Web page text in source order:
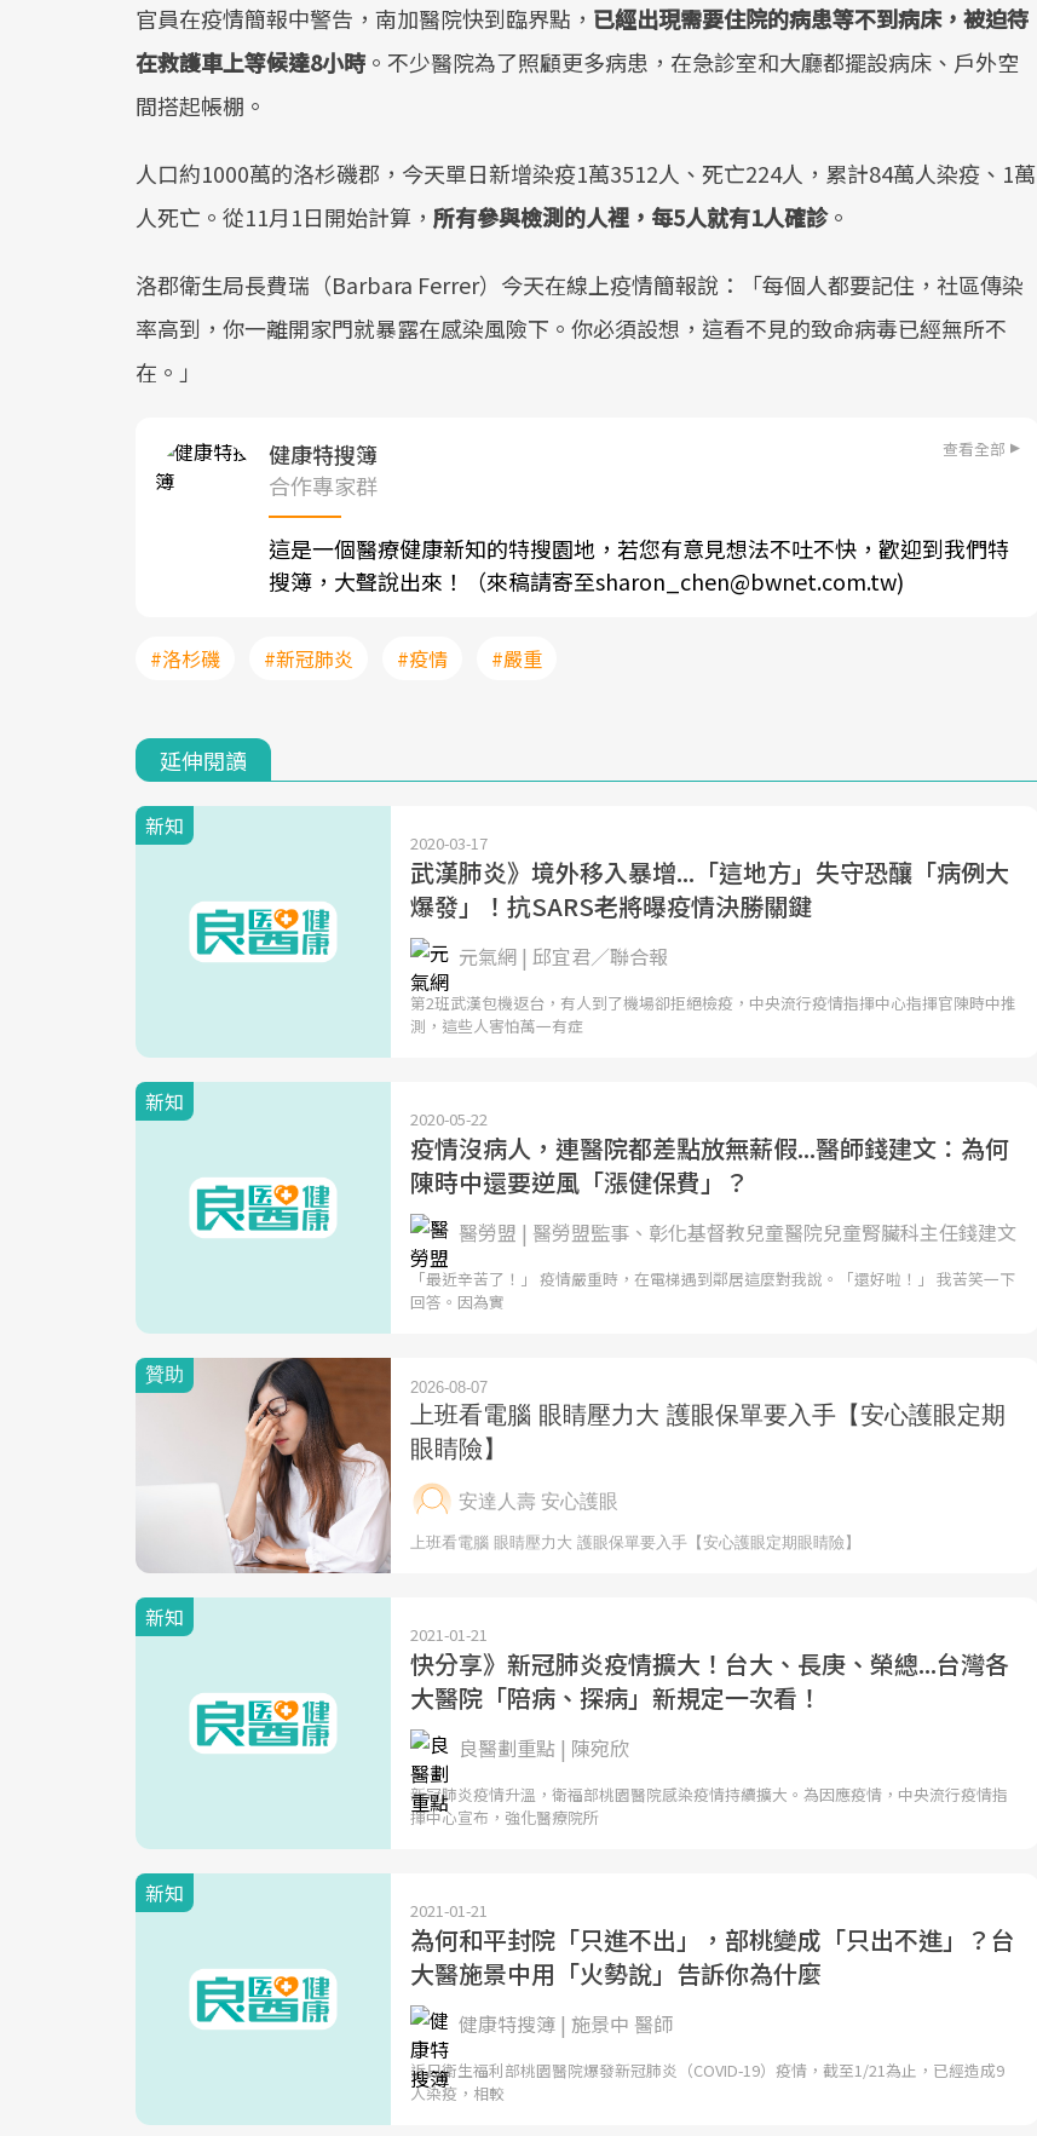
官員在疫情簡報中警告，南加醫院快到臨界點， 已經出現需要住院的病患等不到病床，被迫待
在救護車上等候達8小時 。不少醫院為了照顧更多病患，在急診室和大廳都擺設病床、戶外空
間搭起帳棚。
人口約1000萬的洛杉磯郡，今天單日新增染疫1萬3512人、死亡224人，累計84萬人染疫、1萬
人死亡。從11月1日開始計算， 所有參與檢測的人裡，每5人就有1人確診。
洛郡衛生局長費瑞（Barbara Ferrer）今天在線上疫情簡報說：「每個人都要記住，社區傳染
率高到，你一離開家門就暴露在感染風險下。你必須設想，這看不見的致命病毒已經無所不
在。」
健康特搜簿 查看全部
合作專家群
這是一個醫療健康新知的特搜園地，若您有意見想法不吐不快，歡迎到我們特
搜簿，大聲說出來！（來稿請寄至sharon_chen@bwnet.com.tw)
#洛杉磯 #新冠肺炎 #疫情 #嚴重
延伸閱讀
新知
2020-03-17
武漢肺炎》境外移入暴增...「這地方」失守恐釀「病例大
爆發」！抗SARS老將曝疫情決勝關鍵
元氣網 | 邱宜君／聯合報
第2班武漢包機返台，有人到了機場卻拒絕檢疫，中央流行疫情指揮中心指揮官陳時中推
測，這些人害怕萬一有症
新知
2020-05-22
疫情沒病人，連醫院都差點放無薪假...醫師錢建文：為何
陳時中還要逆風「漲健保費」？
醫勞盟 | 醫勞盟監事、彰化基督教兒童醫院兒童腎臟科主任錢建文
「最近辛苦了！」 疫情嚴重時，在電梯遇到鄰居這麼對我說。「還好啦！」 我苦笑一下
回答。因為實
新知
2021-01-21
快分享》新冠肺炎疫情擴大！台大、長庚、榮總...台灣各
大醫院「陪病、探病」新規定一次看！
良醫劃重點 | 陳宛欣
新冠肺炎疫情升溫，衛福部桃園醫院感染疫情持續擴大。為因應疫情，中央流行疫情指
揮中心宣布，強化醫療院所
新知
2021-01-21
為何和平封院「只進不出」，部桃變成「只出不進」？台
大醫施景中用「火勢說」告訴你為什麼
健康特搜簿 | 施景中 醫師
近日衛生福利部桃園醫院爆發新冠肺炎（COVID-19）疫情，截至1/21為止，已經造成9
人染疫，相較